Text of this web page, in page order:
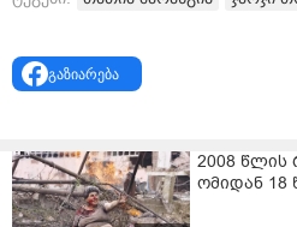
ერთ-ერთი კითხვა ღალატს
თათიას ჰკითხა, გახდა თუ არა
„არ დავმალავდი, ეს გრძნობაც
სამწუხაროდ ყველაფერი ხდება.
უღალატიათ, ანუ მესამე
გაზიარება
2008 წლის
ომიდან 18